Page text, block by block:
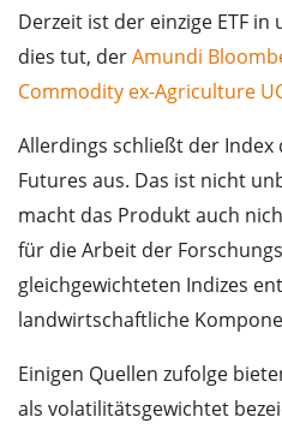
Derzeit ist der einzige ETF
dies tut, derAmundi
Commodity ex-Agriculture
Allerdings schließt der Index
Futures aus. Das ist nicht
macht das Produkt auch
für die Arbeit der
gleichgewichteten Indizes
landwirtschaftliche
Einigen Quellen zufolge
als volatilitätsgewichtet